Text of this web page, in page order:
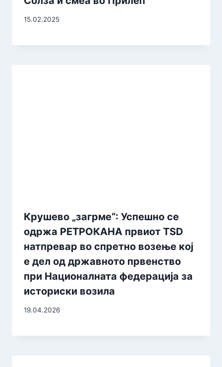
15.02.2025
Крушево „загрме“: Успешно се
одржа РЕТРОКАНА првиот TSD
натпревар во спретно возење кој
е дел од државното првенство
при Националната федерација за
историски возила
19.04.2026